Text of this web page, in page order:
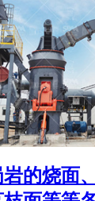
的烧面